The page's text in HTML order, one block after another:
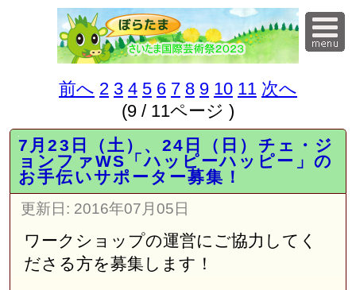
前へ 2 3 4 5 6 7 8 9 10 11 次へ
(9 / 11ページ )
7月23日（土）、24日（日）チェ・ジ
ョンファWS「ハッピーハッピー」の
お手伝いサポーター募集！
更新日: 2016年07月05日
ワークショップの運営にご協力してく
ださる方を募集します！